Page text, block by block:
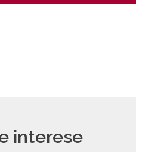
interese